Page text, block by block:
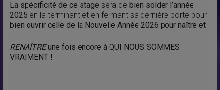
La spécificité de ce stage sera de bien solder l’année
2025 en la terminant et en fermant sa dernière porte pour
bien ouvrir celle de la Nouvelle Année 2026 pour naître et
RENAÎTREune fois encore à QUI NOUS SOMMES
VRAIMENT !